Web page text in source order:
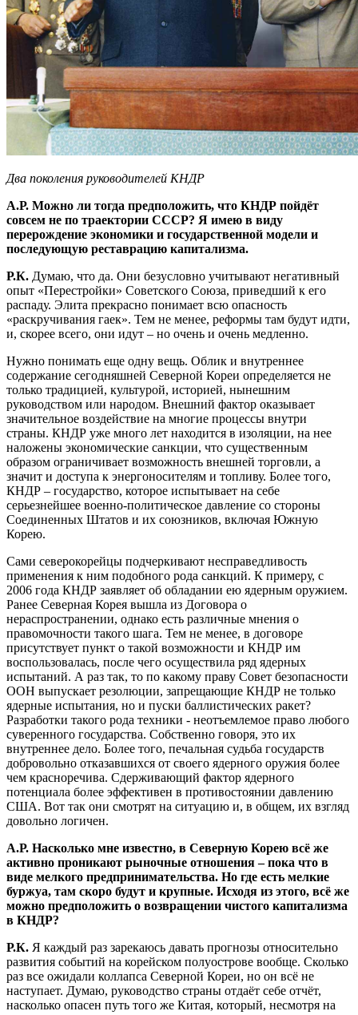
Два поколения руководителей КНДР
А.Р. Можно ли тогда предположить, что КНДР пойдёт
совсем не по траектории СССР? Я имею в виду
перерождение экономики и государственной модели и
последующую реставрацию капитализма.
Р.К. Думаю, что да. Они безусловно учитывают негативный
опыт «Перестройки» Советского Союза, приведший к его
распаду. Элита прекрасно понимает всю опасность
«раскручивания гаек». Тем не менее, реформы там будут идти,
и, скорее всего, они идут – но очень и очень медленно.
Нужно понимать еще одну вещь. Облик и внутреннее
содержание сегодняшней Северной Кореи определяется не
только традицией, культурой, историей, нынешним
руководством или народом. Внешний фактор оказывает
значительное воздействие на многие процессы внутри
страны. КНДР уже много лет находится в изоляции, на нее
наложены экономические санкции, что существенным
образом ограничивает возможность внешней торговли, а
значит и доступа к энергоносителям и топливу. Более того,
КНДР – государство, которое испытывает на себе
серьезнейшее военно-политическое давление со стороны
Соединенных Штатов и их союзников, включая Южную
Корею.
Сами северокорейцы подчеркивают несправедливость
применения к ним подобного рода санкций. К примеру, с
2006 года КНДР заявляет об обладании ею ядерным оружием.
Ранее Северная Корея вышла из Договора о
нераспространении, однако есть различные мнения о
правомочности такого шага. Тем не менее, в договоре
присутствует пункт о такой возможности и КНДР им
воспользовалась, после чего осуществила ряд ядерных
испытаний. А раз так, то по какому праву Совет безопасности
ООН выпускает резолюции, запрещающие КНДР не только
ядерные испытания, но и пуски баллистических ракет?
Разработки такого рода техники - неотъемлемое право любого
суверенного государства. Собственно говоря, это их
внутреннее дело. Более того, печальная судьба государств
добровольно отказавшихся от своего ядерного оружия более
чем красноречива. Сдерживающий фактор ядерного
потенциала более эффективен в противостоянии давлению
США. Вот так они смотрят на ситуацию и, в общем, их взгляд
довольно логичен.
А.Р. Насколько мне известно, в Северную Корею всё же
активно проникают рыночные отношения – пока что в
виде мелкого предпринимательства. Но где есть мелкие
буржуа, там скоро будут и крупные. Исходя из этого, всё же
можно предположить о возвращении чистого капитализма
в КНДР?
Р.К. Я каждый раз зарекаюсь давать прогнозы относительно
развития событий на корейском полуострове вообще. Сколько
раз все ожидали коллапса Северной Кореи, но он всё не
наступает. Думаю, руководство страны отдаёт себе отчёт,
насколько опасен путь того же Китая, который, несмотря на